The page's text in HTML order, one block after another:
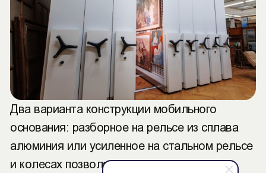
Два варианта конструкции мобильного
основания: разборное на рельсе из сплава
алюминия или усиленное на стальном рельсе
и колесах позволяют оптимизировать